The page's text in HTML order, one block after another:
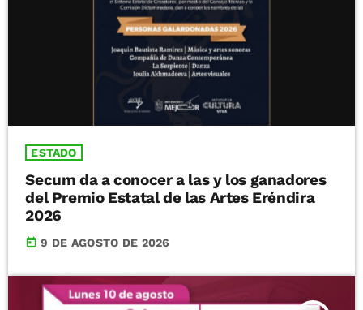
ESTADO
Secum da a conocer a las y los ganadores
del Premio Estatal de las Artes Eréndira
2026
today 9 DE AGOSTO DE 2026